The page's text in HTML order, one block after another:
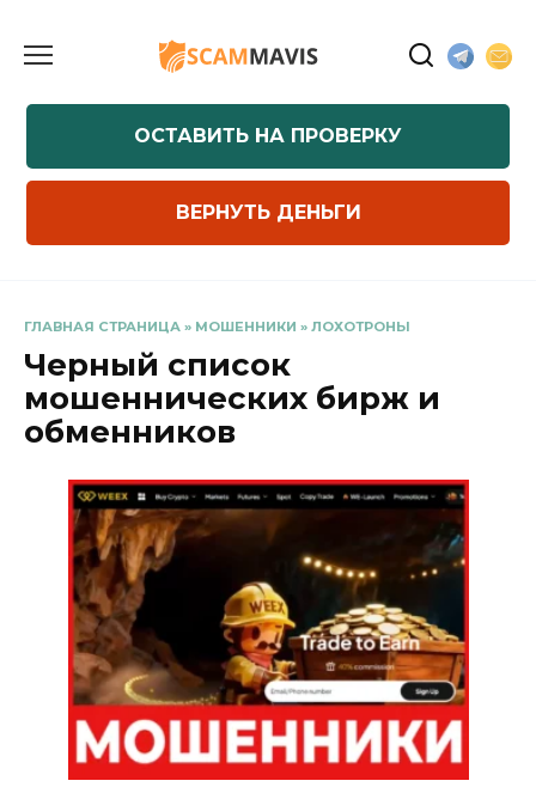
содержанию
ОСТАВИТЬ НА ПРОВЕРКУ
ВЕРНУТЬ ДЕНЬГИ
ГЛАВНАЯ СТРАНИЦА » МОШЕННИКИ » ЛОХОТРОНЫ
Черный список
мошеннических бирж и
обменников